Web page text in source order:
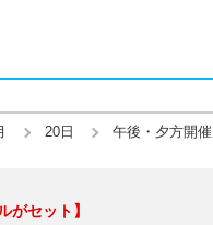
20日 午後・夕方開催
がセット】